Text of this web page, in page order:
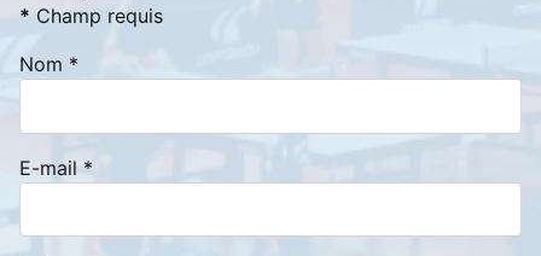
* Champ requis
Nom *
E-mail *